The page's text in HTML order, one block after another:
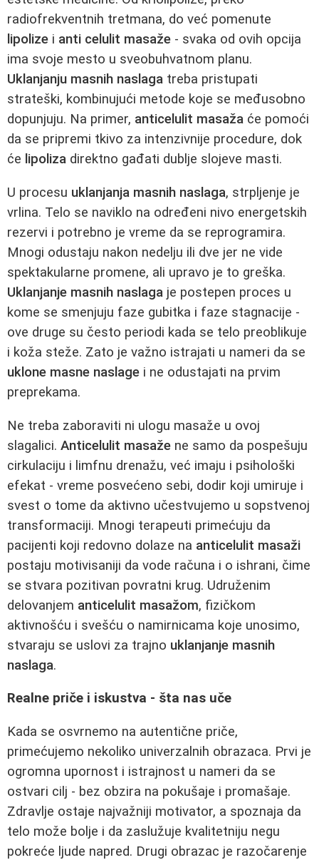
radiofrekventnih tretmana, do već pomenute
lipolize i anti celulit masaže - svaka od ovih opcija
ima svoje mesto u sveobuhvatnom planu.
Uklanjanju masnih naslaga treba pristupati
strateški, kombinujući metode koje se međusobno
dopunjuju. Na primer, anticelulit masaža će pomoći
da se pripremi tkivo za intenzivnije procedure, dok
će lipoliza direktno gađati dublje slojeve masti.
U procesu uklanjanja masnih naslaga, strpljenje je
vrlina. Telo se naviklo na određeni nivo energetskih
rezervi i potrebno je vreme da se reprogramira.
Mnogi odustaju nakon nedelju ili dve jer ne vide
spektakularne promene, ali upravo je to greška.
Uklanjanje masnih naslaga je postepen proces u
kome se smenjuju faze gubitka i faze stagnacije -
ove druge su često periodi kada se telo preoblikuje
i koža steže. Zato je važno istrajati u nameri da se
uklone masne naslage i ne odustajati na prvim
preprekama.
Ne treba zaboraviti ni ulogu masaže u ovoj
slagalici. Anticelulit masaže ne samo da pospešuju
cirkulaciju i limfnu drenažu, već imaju i psihološki
efekat - vreme posvećeno sebi, dodir koji umiruje i
svest o tome da aktivno učestvujemo u sopstvenoj
transformaciji. Mnogi terapeuti primećuju da
pacijenti koji redovno dolaze na anticelulit masaži
postaju motivisaniji da vode računa i o ishrani, čime
se stvara pozitivan povratni krug. Udruženim
delovanjem anticelulit masažom, fizičkom
aktivnošću i svešću o namirnicama koje unosimo,
stvaraju se uslovi za trajno uklanjanje masnih
naslaga.
Realne priče i iskustva - šta nas uče
Kada se osvrnemo na autentične priče,
primećujemo nekoliko univerzalnih obrazaca. Prvi je
ogromna upornost i istrajnost u nameri da se
ostvari cilj - bez obzira na pokušaje i promašaje.
Zdravlje ostaje najvažniji motivator, a spoznaja da
telo može bolje i da zaslužuje kvalitetniju negu
pokreće ljude napred. Drugi obrazac je razočarenje